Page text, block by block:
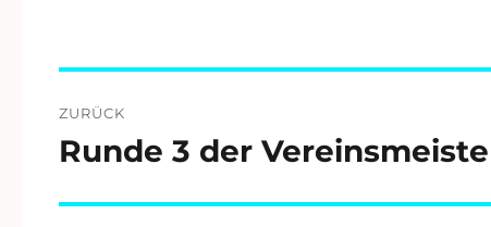
ZURÜCK
Vorheriger
Runde 3 der